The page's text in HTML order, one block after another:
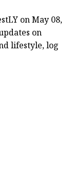
on May 08,
on
lifestyle, log